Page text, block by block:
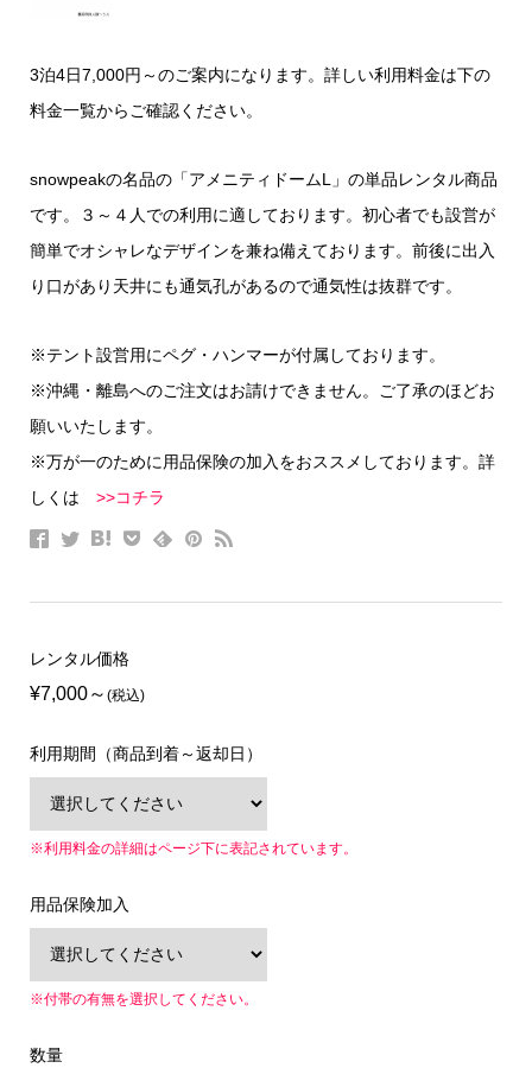
3泊4日7,000円～のご案内になります。詳しい利用料金は下の
料金一覧からご確認ください。
snowpeakの名品の「アメニティドームL」の単品レンタル商品
です。３～４人での利用に適しております。初心者でも設営が
簡単でオシャレなデザインを兼ね備えております。前後に出入
り口があり天井にも通気孔があるので通気性は抜群です。
※テント設営用にペグ・ハンマーが付属しております。
※沖縄・離島へのご注文はお請けできません。ご了承のほどお
願いいたします。
※万が一のために用品保険の加入をおススメしております。詳
しくは >>コチラ
レンタル価格
¥7,000 (税込)
利用期間（商品到着～返却日）
※利用料金の詳細はページ下に表記されています。
用品保険加入
※付帯の有無を選択してください。
数量